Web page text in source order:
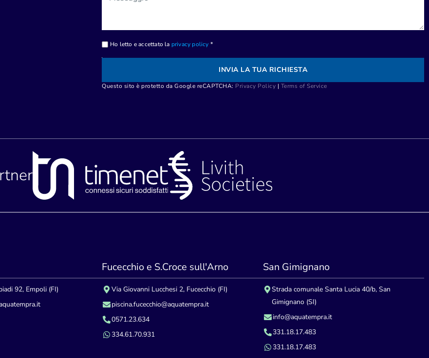
Ho letto e accettato la privacy policy *
INVIA LA TUA RICHIESTA
Questo sito è protetto da Google reCAPTCHA: Privacy Policy | Terms of Service
92, Empoli (FI)
Fucecchio e S.Croce sull'Arno
Via Giovanni Lucchesi 2, Fucecchio (FI)
piscina.fucecchio@aquatempra.it
0571.23.634
334.61.70.931
San Gimignano
Strada comunale Santa Lucia 40/b, San
Gimignano (SI)
info@aquatempra.it
331.18.17.483
331.18.17.483